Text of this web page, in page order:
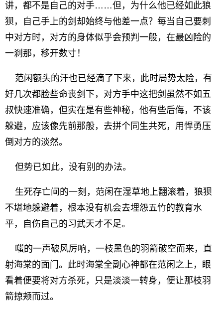
讲，都不是自己的对手……但，为什么他已经如此狼
狈，自己手上的剑却始终与他差一点？每当自己要刺
中对方时，对方的身体似乎会预判一般，在最凶险的
一刹那，移开数寸！
范闲额头的汗也已经滴了下来，此时局势太险，有
好几次都脸些命丧剑下，对方手中这把剑虽然不如五
叔快速准确，但实在是有些神秘，他有些后侮，不该
躲避，应该像先前那般，去拼个同生共死，用悍勇压
倒对方的淡然。
但势已如此，没有别的办法。
生死存亡间的一刻，范闲在湿草地上翻滚着，狼狈
不堪地躲避着，根本没有机会去埋怨五竹的教育水
平，自伤自己的习武天才不足。
嗤的一声破风厉响，一枝黑色的羽箭破空而来，直
射海棠的面门。此时海棠全副心神都在范闲之上，眼
看着便要将对方杀死，只是淡淡一转身，便让那枝羽
箭掠颊而过。